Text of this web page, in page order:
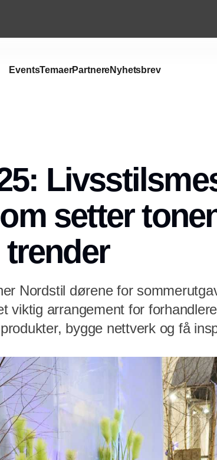
EventsTemaerPartnereNyhetsbrev
setter
Nordstil dørene for
viktig arrangement for
bygge nettverk og få